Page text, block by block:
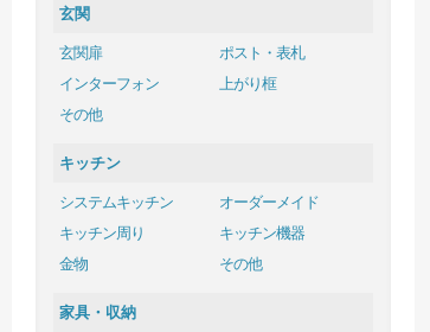
玄関
玄関扉
ポスト・表札
インターフォン
上がり框
その他
キッチン
システムキッチン
オーダーメイド
キッチン周り
キッチン機器
金物
その他
家具・収納